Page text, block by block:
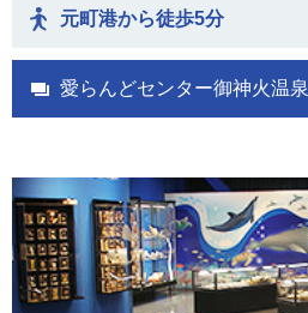
元町港から徒歩5分
愛らんどセンター御神火温泉